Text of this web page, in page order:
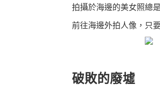
拍攝於海邊的美女照總
前往海邊外拍人像，只
破敗的廢墟